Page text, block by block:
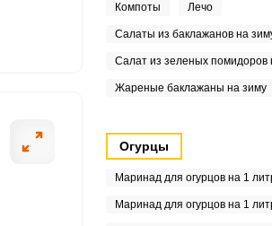
Компоты Лечо
Салаты из баклажанов на
Салат из зеленых помидоров
Жареные баклажаны на зиму
Огурцы
Маринад для огурцов на 1
Маринад для огурцов на 1